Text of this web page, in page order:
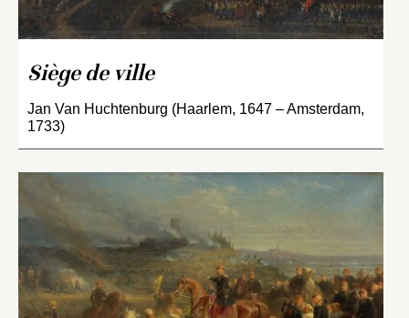
Siège de ville
Jan Van Huchtenburg (Haarlem, 1647 – Amsterdam,
1733)